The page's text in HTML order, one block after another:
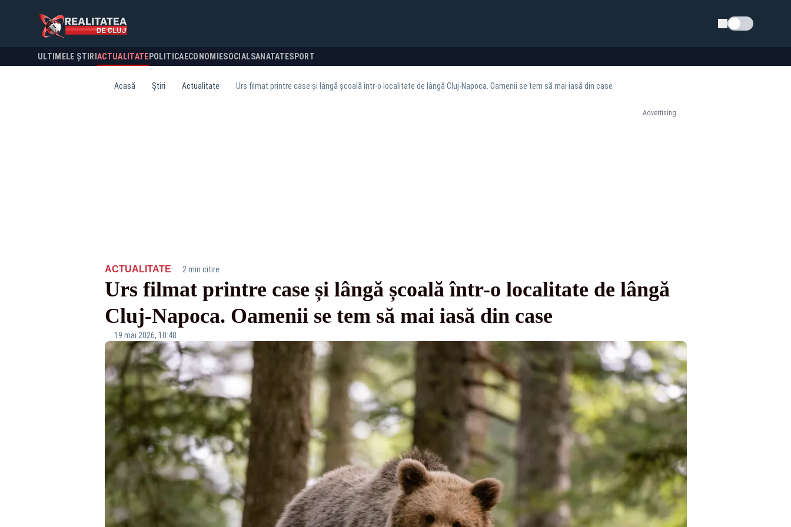
Schimba tema
ULTIMELE ȘTIRI ACTUALITATE POLITICA ECONOMIESOCIALSANATATESPORT
Acasă Știri Actualitate Urs filmat printre case și lângă școală într-o localitate de lângă Cluj-Napoca. Oamenii se tem să mai iasă din case
Advertising
ACTUALITATE· 2 min citire
Urs filmat printre case și lângă școală într-o localitate de lângă
Cluj-Napoca. Oamenii se tem să mai iasă din case
19 mai 2026, 10:48